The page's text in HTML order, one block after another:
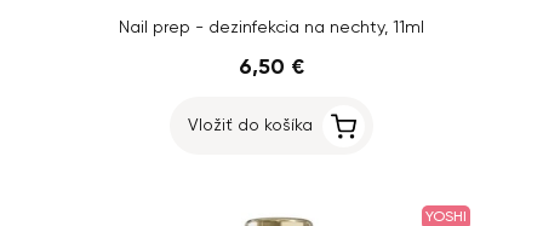
Nail prep - dezinfekcia na nechty, 11ml
6,50 €
Vložiť do košíka
YOSHI